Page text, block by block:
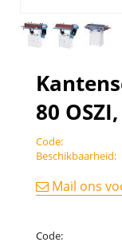
80
Code:
Beschikbaarheid:
Mail ons
Code: